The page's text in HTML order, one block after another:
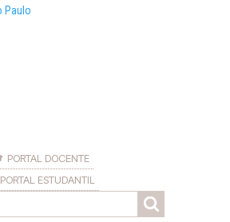
PORTAL DOCENTE
PORTAL ESTUDANTIL